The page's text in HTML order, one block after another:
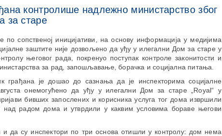
контролише надлежно министарство због
за старе
по сопственој иницијативи, на основу информација у медијима
заштите није дозвољено да уђу у илегални Дом за старе у
његовог рада, покренуо поступак контроле законитости и
за рад, запошљавање, борачка и социјална питања.
грађана је дошао до сазнања да je инспекторима социјалне
онемогућено да уђу у илегални Дом за старе „Royal“ у
бивших запослених и корисника услуга тог дома извршили
над радом дома и утврдили у каквим условима бораве његови
и да су инспектори по три основа отишли у контролу: дом нема